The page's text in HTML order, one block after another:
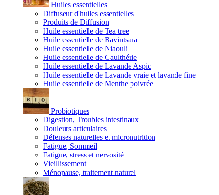
Huiles essentielles
Diffuseur d'huiles essentielles
Produits de Diffusion
Huile essentielle de Tea tree
Huile essentielle de Ravintsara
Huile essentielle de Niaouli
Huile essentielle de Gaulthérie
Huile essentielle de Lavande Aspic
Huile essentielle de Lavande vraie et lavande fine
Huile essentielle de Menthe poivrée
Probiotiques
Digestion, Troubles intestinaux
Douleurs articulaires
Défenses naturelles et micronutrition
Fatigue, Sommeil
Fatigue, stress et nervosité
Vieillissement
Ménopause, traitement naturel